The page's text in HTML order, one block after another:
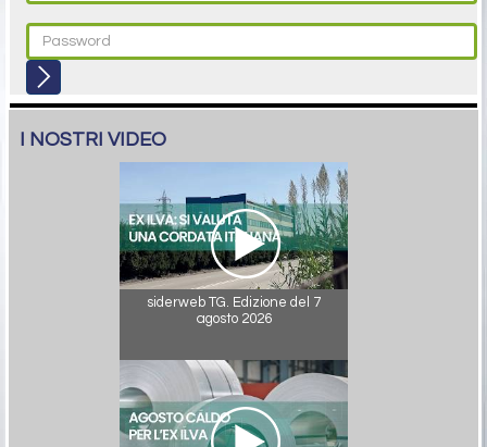
I NOSTRI VIDEO
siderweb TG. Edizione del 7
agosto 2026